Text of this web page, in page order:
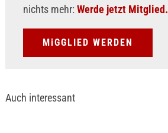
nichts mehr: Werde jetzt Mitglied.
MiGGLIED WERDEN
Auch interessant